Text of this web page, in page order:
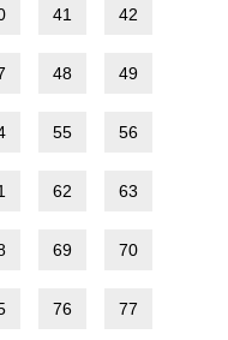
41 42
48 49
55 56
62 63
69 70
76 77